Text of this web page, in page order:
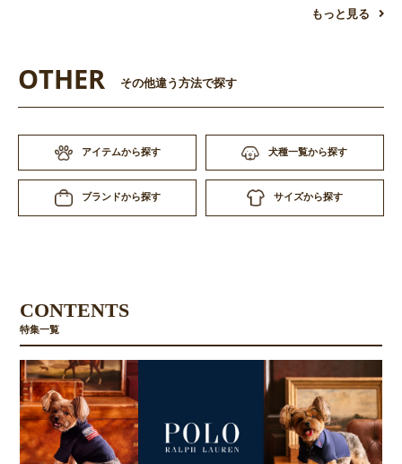
もっと見る
お買い物を続ける カートへ進む
OTHER その他違う方法で探す
アイテムから探す 犬種一覧から探す
ブランドから探す サイズから探す
CONTENTS
特集一覧